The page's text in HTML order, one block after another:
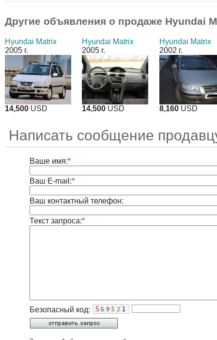
Другие объявления о продаже Hyundai
Hyundai Matrix
2005 г.
14,500 USD
Hyundai Matrix
2005 г.
14,500 USD
Hyundai Matrix
2002 г.
8,160 USD
Написать сообщение
Ваше имя:*
Ваш E-mail:*
Ваш контактный телефон:
Текст запроса:*
Безопасный код: